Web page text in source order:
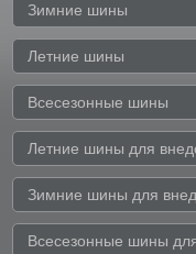
Зимние шины
Летние шины
Всесезонные шины
Летние шины для
Зимние шины для
Всесезонные шины